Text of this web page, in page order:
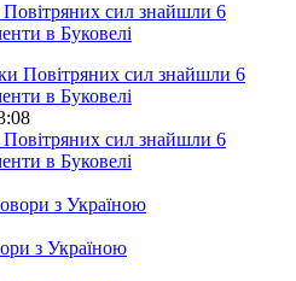
Повітряних сил знайшли 6
в Буковелі
Повітряних сил знайшли 6
в Буковелі
з Україною